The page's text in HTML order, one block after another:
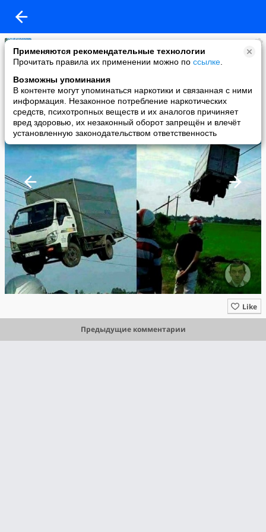
Применяются рекомендательные технологии
Прочитать правила их применении можно по ссылке
Возможны упоминания
В контенте могут упоминаться наркотики и связанная с ними
информация. Незаконное потребление наркотических
средств, психотропных веществ и их аналогов причиняет
вред здоровью, их незаконный оборот запрещён и влечёт
установленную законодательством ответственность
Смешные шутки юмора
added a photo
08 Feb в 01:28
Like
Предыдущие комментарии